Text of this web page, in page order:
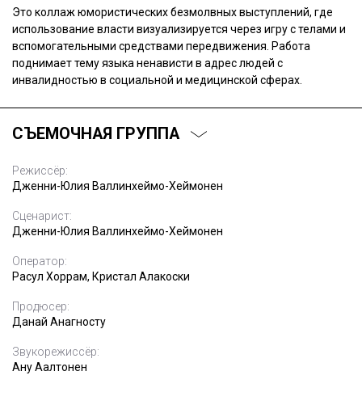
Это коллаж юмористических безмолвных выступлений, где
использование власти визуализируется через игру с телами и
вспомогательными средствами передвижения. Работа
поднимает тему языка ненависти в адрес людей с
инвалидностью в социальной и медицинской сферах.
СЪЕМОЧНАЯ ГРУППА
Режиссёр:
Дженни-Юлия Валлинхеймо-Хеймонен
Сценарист:
Дженни-Юлия Валлинхеймо-Хеймонен
Оператор:
Расул Хоррам, Кристал Алакоски
Продюсер:
Данай Анагносту
Звукорежиссёр:
Ану Аалтонен